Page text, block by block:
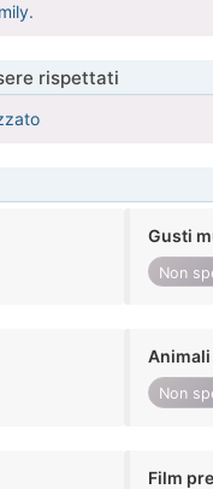
rispettati
Gusti
Non
Non
Film